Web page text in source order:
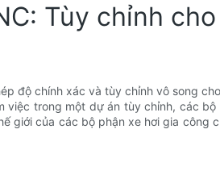
Tùy chỉnh
độ chính xác và tùy chỉnh vô song
trong một dự án tùy chỉnh, các
giới của các bộ phận xe hơi gia